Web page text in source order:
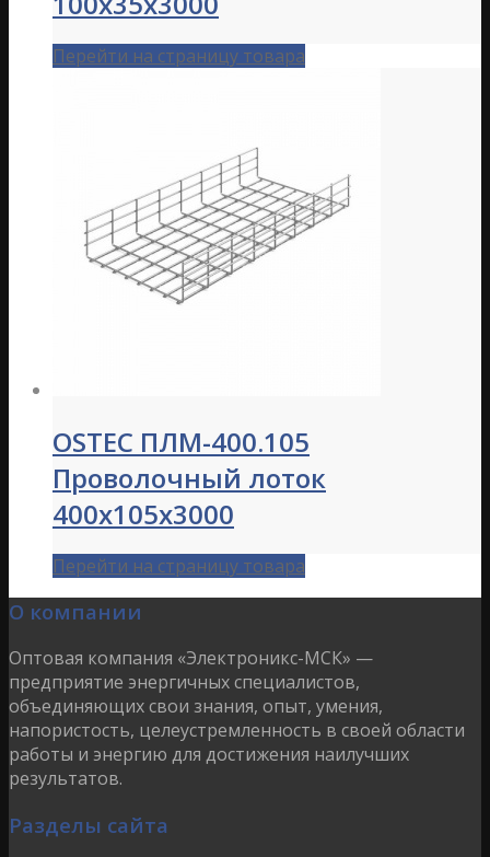
Перейти на страницу товара
OSTEC ПЛМ-400.105
Проволочный лоток
400х105х3000
Перейти на страницу товара
О компании
Оптовая компания «Электроникс-МСК» —
предприятие энергичных специалистов,
объединяющих свои знания, опыт, умения,
напористость, целеустремленность в своей области
работы и энергию для достижения наилучших
результатов.
Разделы сайта